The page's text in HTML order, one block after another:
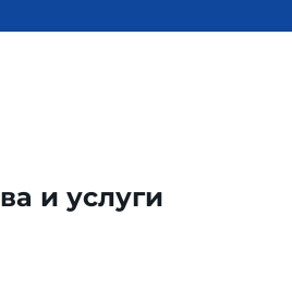
и услуги